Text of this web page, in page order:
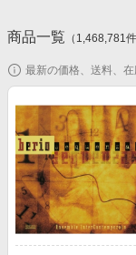
家電・PC・スマホ
エンタメ
スポーツ・アウトド
インテリア・寝具
ペット・花・DIY・車
旅行・レジャー・ホ
新着ストアのご紹介
電子書籍特集
楽天サービス特集
旅行特集
わくわく夏特集
とことん買い物チャ
Apple公式サイト×楽
楽天IDでログイ
商品一覧 （ 1,468,781件
最新の価格、送料、